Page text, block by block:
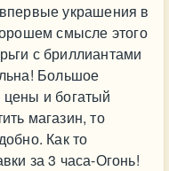
украшения в
смысле этого
с бриллиантами
Большое
и богатый
магазин, то
Как то
за 3 часа-Огонь!